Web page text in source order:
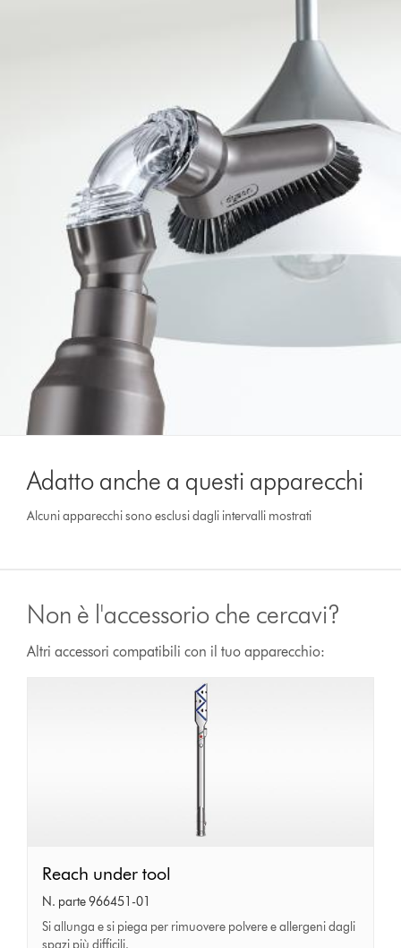
Adatto anche a questi apparecchi
Alcuni apparecchi sono esclusi dagli intervalli mostrati
Non è l'accessorio che cercavi?
Altri accessori compatibili con il tuo apparecchio:
Reach
under
tool
Reach under tool
N. parte 966451-01
Si allunga e si piega per rimuovere polvere e allergeni dagli
spazi più difficili.